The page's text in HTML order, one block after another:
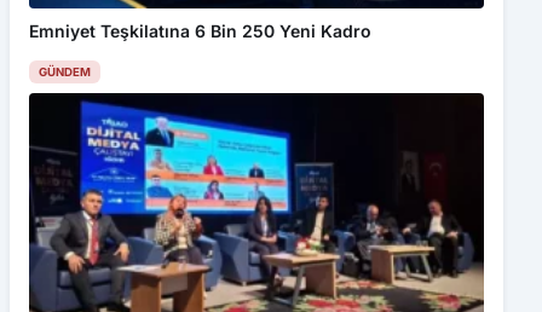
Emniyet Teşkilatına 6 Bin 250 Yeni Kadro
GÜNDEM